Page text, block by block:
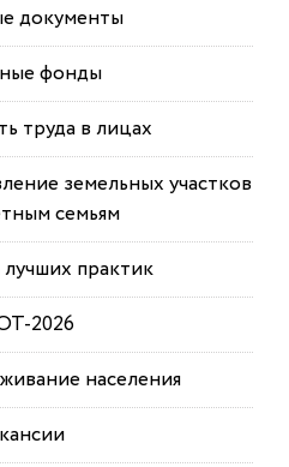
документы
фонды
труда в лицах
земельных участков
семьям
практик
2026
населения